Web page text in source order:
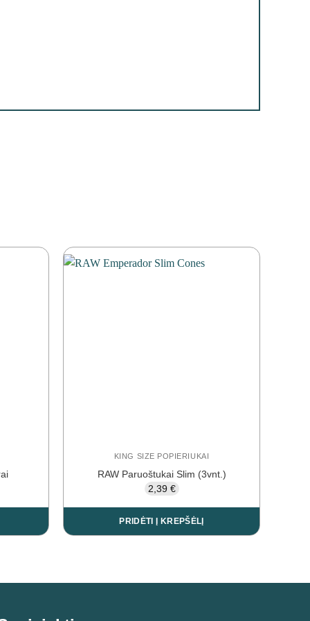
KING SIZE POPIERIUKAI
RAW Paruoštukai Slim (3vnt.)
2,39 €
PRIDĖTI Į KREPŠĖLĮ